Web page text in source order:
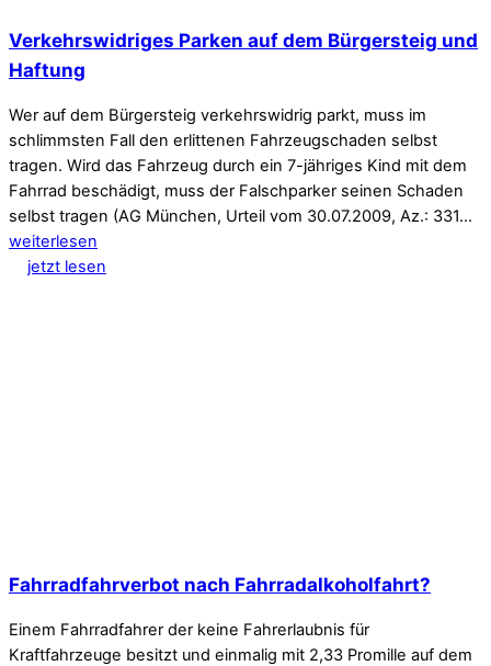
Verkehrswidriges Parken auf dem Bürgersteig und
Haftung
Wer auf dem Bürgersteig verkehrswidrig parkt, muss im
schlimmsten Fall den erlittenen Fahrzeugschaden selbst
tragen. Wird das Fahrzeug durch ein 7-jähriges Kind mit dem
Fahrrad beschädigt, muss der Falschparker seinen Schaden
selbst tragen (AG München, Urteil vom 30.07.2009, Az.: 331…
weiterlesen
jetzt lesen
Fahrradfahrverbot nach Fahrradalkoholfahrt?
Einem Fahrradfahrer der keine Fahrerlaubnis für
Kraftfahrzeuge besitzt und einmalig mit 2,33 Promille auf dem